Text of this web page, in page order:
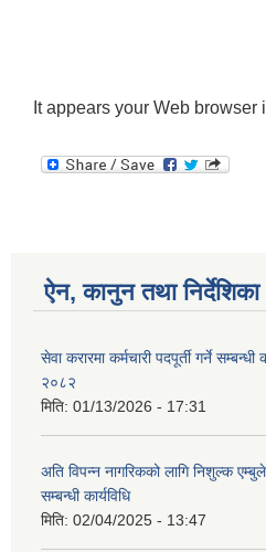
It appears your Web
ऐन, कानुन तथा निर्देशिका
सेवा करारमा कर्मचारी पदपूर्ती गर्ने सम्बन्धी
२०८२
मिति: 01/13/2026 - 17:31
अति विपन्न नागरिकको लागि निशुल्क
सम्बन्धी कार्यविधि
मिति: 02/04/2025 - 13:47